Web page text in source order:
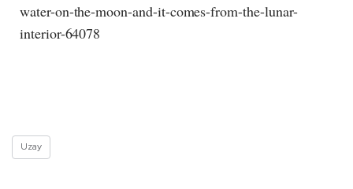
water-on-the-moon-and-it-comes-from-the-lunar-
interior-64078
Uzay